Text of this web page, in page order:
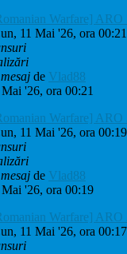
Warfare] ARO
11 Mai '26, ora 00:21
de Vlad88
'26, ora 00:21
Warfare] ARO
11 Mai '26, ora 00:19
de Vlad88
'26, ora 00:19
Warfare]
11 Mai '26, ora 00:17